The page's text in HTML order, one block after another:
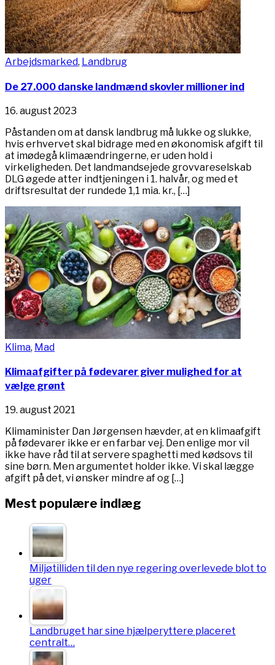
Arbejdsmarked, Landbrug
De 27.000 danske landmænd skovler millioner ind
16. august 2023
Påstanden om at dansk landbrug må lukke og slukke,
hvis erhvervet skal bidrage med en økonomisk afgift til
at imødegå klimaændringerne, er uden hold i
virkeligheden. Det landmandsejede grovvareselskab
DLG øgede atter indtjeningen i 1. halvår, og med et
driftsresultat der rundede 1,1 mia. kr., […]
Klima, Mad
Klimaafgifter på fødevarer giver mulighed for at
vælge grønt
19. august 2021
Klimaminister Dan Jørgensen hævder, at en klimaafgift
på fødevarer ikke er en farbar vej. Den enlige mor vil
ikke have råd til at servere spaghetti med kødsovs til
sine børn. Men argumentet holder ikke. Vi skal lægge
afgift på det, vi ønsker mindre af og […]
Mest populære indlæg
Miljøtilliden til den nye regering overlevede blot to
uger
Landbruget har sine hjælperyttere placeret
centralt…